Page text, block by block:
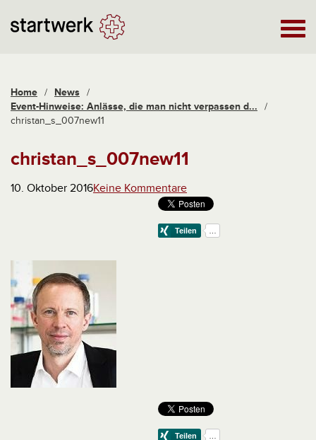
Home / News /
Event-Hinweise: Anlässe, die man nicht verpassen d...
/
christan_s_007new11
christan_s_007new11
10. Oktober 2016Keine Kommentare